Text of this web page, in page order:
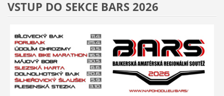
VSTUP DO SEKCE BARS 2026